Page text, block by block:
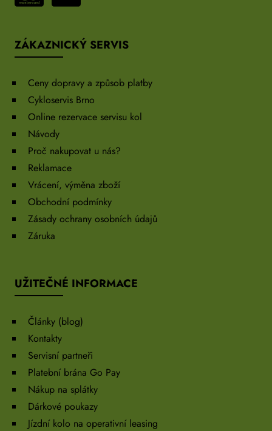
ZÁKAZNICKÝ SERVIS
Ceny dopravy a způsob platby
Cykloservis Brno
Online rezervace servisu kol
Návody
Proč nakupovat u nás?
Reklamace
Vrácení, výměna zboží
Obchodní podmínky
Zásady ochrany osobních údajů
Záruka
UŽITEČNÉ INFORMACE
Články (blog)
Kontakty
Servisní partneři
Platební brána Go Pay
Nákup na splátky
Dárkové poukazy
Jízdní kolo na operativní leasing